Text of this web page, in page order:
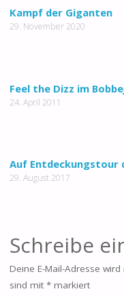
Kampf der Giganten
29. November 2020
Feel the Dizz im
24. April 2011
Auf Entdeckungstour
29. August 2017
Schreibe
Deine E-Mail-Adresse
sind mit *markiert